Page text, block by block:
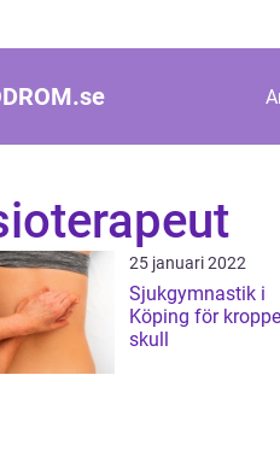
se
25 januari 2022
Sjukgymnastik i
Köping för
skull